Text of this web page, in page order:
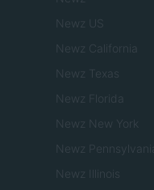
Newz US
Newz California
Newz Texas
Newz Florida
Newz New York
Newz Pennsylvania
Newz Illinois